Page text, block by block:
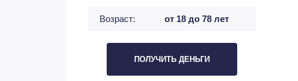
Возраст: от 18 до 78 лет
ПОЛУЧИТЬ ДЕНЬГИ